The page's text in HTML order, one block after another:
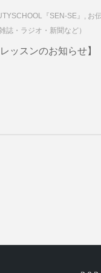
『SEN-SE』 , お
誌・ラジオ・新聞など）
ッスンのお知らせ】